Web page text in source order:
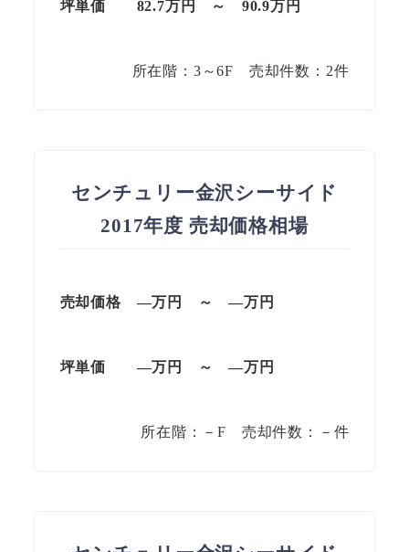
坪単価 82.7万円 ～ 90.9万円
所在階：3～6F 売却件数：2件
センチュリー金沢シーサイド
2017年度 売却価格相場
売却価格 —万円 ～ —万円
坪単価 —万円 ～—万円
所在階：－F 売却件数：－件